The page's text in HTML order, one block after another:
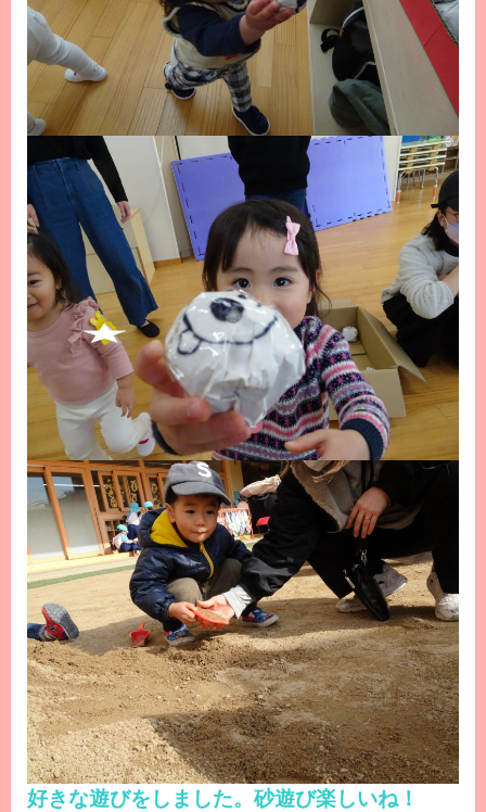
好きな遊びをしました。砂遊び楽しいね！